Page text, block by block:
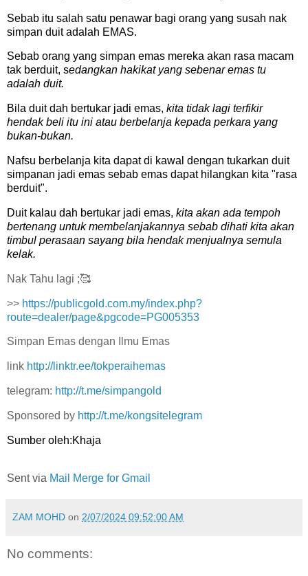
Sebab itu salah satu penawar bagi orang yang susah nak
simpan duit adalah EMAS.
Sebab orang yang simpan emas mereka akan rasa macam
tak berduit, sedangkan hakikat yang sebenar emas tu
adalah duit.
Bila duit dah bertukar jadi emas, kita tidak lagi terfikir
hendak beli itu ini atau berbelanja kepada perkara yang
bukan-bukan.
Nafsu berbelanja kita dapat di kawal dengan tukarkan duit
simpanan jadi emas sebab emas dapat hilangkan kita "rasa
berduit".
Duit kalau dah bertukar jadi emas, kita akan ada tempoh
bertenang untuk membelanjakannya sebab dihati kita akan
timbul perasaan sayang bila hendak menjualnya semula
kelak.
Nak Tahu lagi ;🥰
>> https://publicgold.com.my/index.php?
route=dealer/page&pgcode=PG005353
Simpan Emas dengan Ilmu Emas
link http://linktr.ee/tokperaihemas
telegram: http://t.me/simpangold
Sponsored by http://t.me/kongsitelegram
Sumber oleh:Khaja
Sent via Mail Merge for Gmail
ZAM MOHD on 2/07/2024 09:52:00 AM
No comments: